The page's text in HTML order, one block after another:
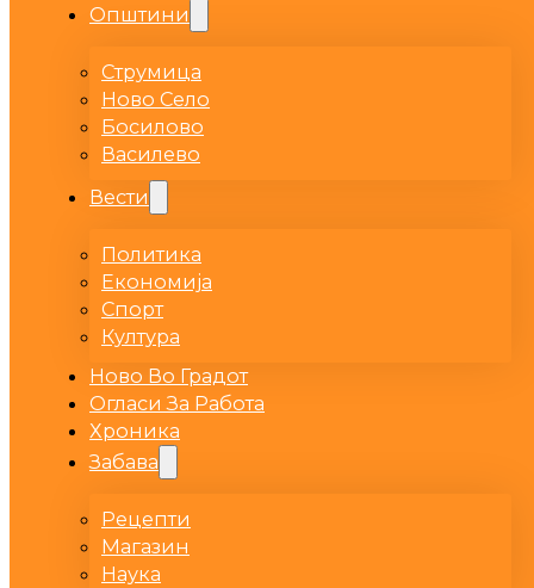
Општини
Струмица
Ново Село
Босилово
Василево
Вести
Политика
Економија
Спорт
Култура
Ново Во Градот
Огласи За Работа
Хроника
Забава
Рецепти
Магазин
Наука